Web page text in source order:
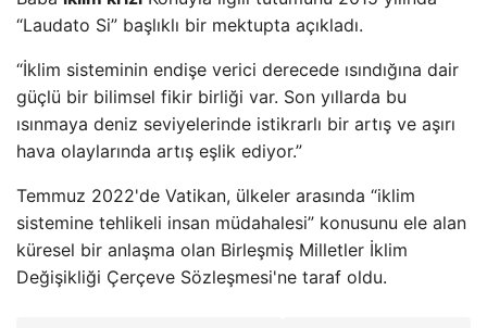
“Laudato Si” başlıklı bir mektupta açıkladı.
“İklim sisteminin endişe verici derecede ısındığına dair
güçlü bir bilimsel fikir birliği var. Son yıllarda bu
ısınmaya deniz seviyelerinde istikrarlı bir artış ve aşırı
hava olaylarında artış eşlik ediyor.”
Temmuz 2022'de Vatikan, ülkeler arasında “iklim
sistemine tehlikeli insan müdahalesi” konusunu ele alan
küresel bir anlaşma olan Birleşmiş Milletler İklim
Değişikliği Çerçeve Sözleşmesi'ne taraf oldu.